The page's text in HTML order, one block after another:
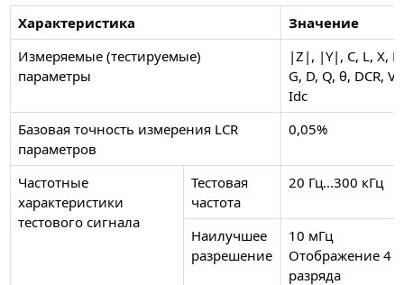
Характеристика
Значение
Измеряемые (тестируемые)
параметры
|Z|, |Y|, C, L, X,
G, D, Q, θ, DCR,
Idc
Базовая точность измерения LCR
параметров
0,05%
Частотные
характеристики
тестового сигнала
Тестовая
частота
20 Гц...300 кГц
Наилучшее
разрешение
10 мГц
Отображение 4
разряда